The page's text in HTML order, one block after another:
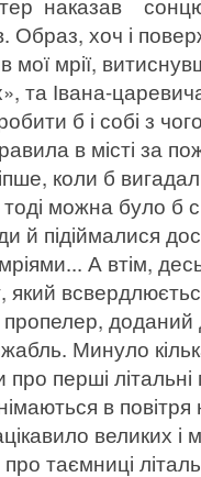
Образ, хоч і
мої мрії,
та Івана-
б і собі з
в місті за
коли б
тоді можна було
підіймалися
А втім,
який
доданий
Минуло
про перші
в
великих
таємниці